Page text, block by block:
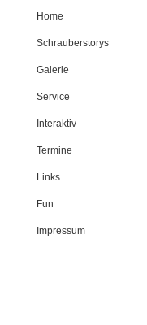
Home
Schrauberstorys
Galerie
Service
Interaktiv
Termine
Links
Fun
Impressum